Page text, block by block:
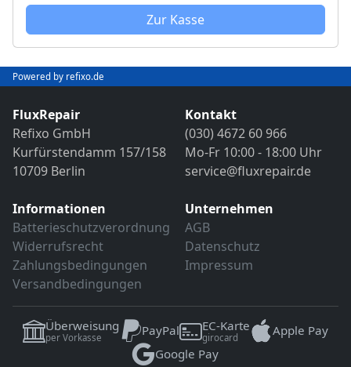
Zur Kasse
Powered by refixo.de
FluxRepair
Refixo GmbH
Kurfürstendamm 157/158
10709 Berlin
Kontakt
(030) 4672 60 966
Mo-Fr 10:00 - 18:00 Uhr
service@fluxrepair.de
Informationen
Batterieschutzverordnung
Widerrufsrecht
Zahlungsbedingungen
Versandbedingungen
Unternehmen
AGB
Datenschutz
Impressum
Überweisung
per Vorkasse PayPal EC-Karte
girocard
Apple Pay
Google Pay